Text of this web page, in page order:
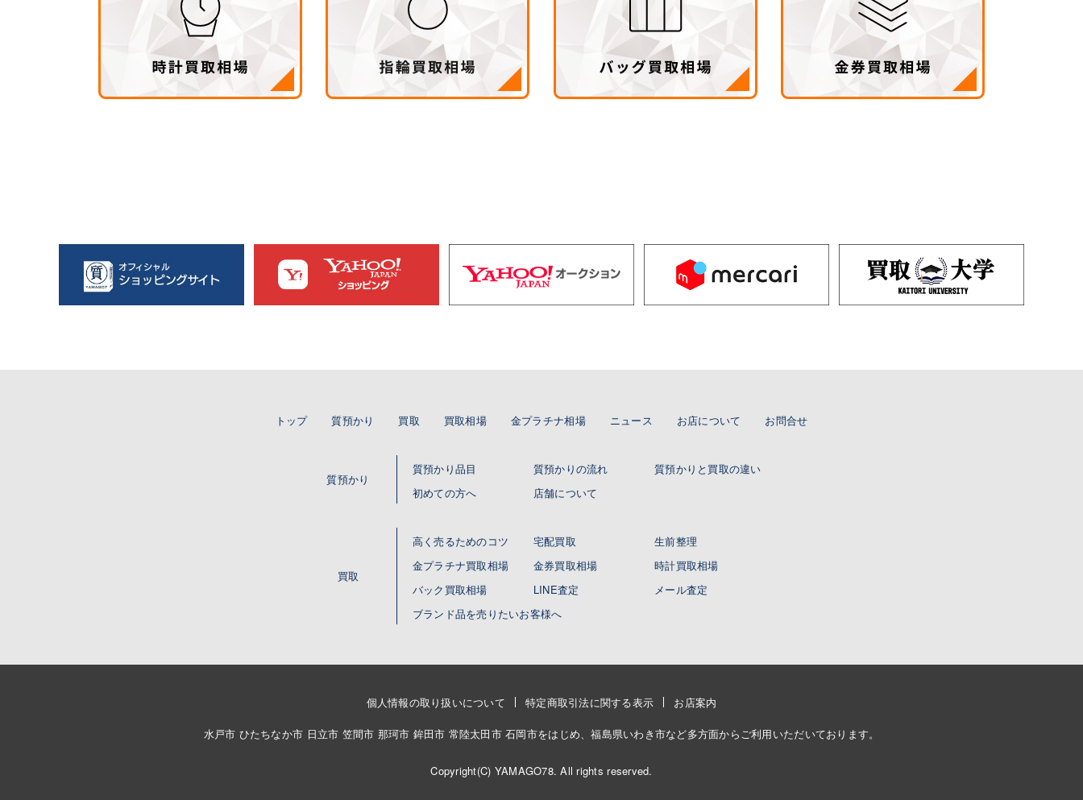
トップ 質預かり 買取 買取相場 金プラチナ相場 ニュース お店について お問合せ
質預かり
質預かり品目 質預かりの流れ
質預かりと買取の違い
初めての方へ
店舗について
買取
高く売るためのコツ 宅配買取
生前整理
金プラチナ買取相場
金券買取相場
時計買取相場
バック買取相場
LINE査定
メール査定
ブランド品を売りたいお客様へ
個人情報の取り扱いについて 特定商取引法に関する表示 お店案内
水戸市 ひたちなか市 日立市 笠間市 那珂市 鉾田市 常陸太田市 石岡市をはじめ、福島県いわき市など多方面からご利用いただいております。
Copyright(C) YAMAGO78. All rights reserved.